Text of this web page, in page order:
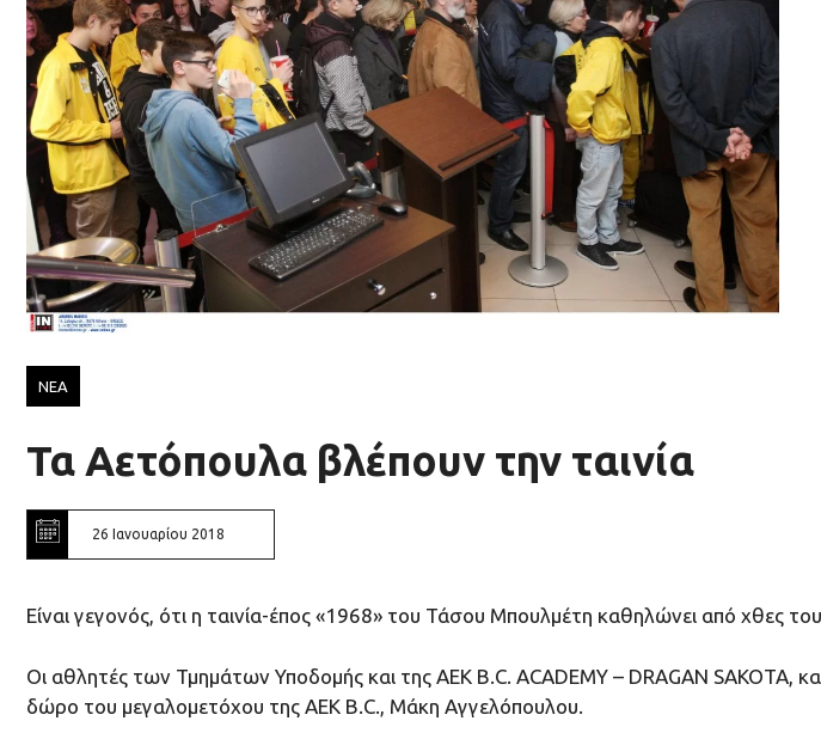
ΝΕΑ
Τα Αετόπουλα βλέπουν την ταινία
26 Ιανουαρίου 2018
Είναι γεγονός, ότι η ταινία-έπος «1968» του Τάσου Μπουλμέτη καθηλώνει από χθες
Οι αθλητές των Τμημάτων Υποδομής και της ΑΕΚ B.C. ΑCADEMY – DRAGAN SAKOTA,
δώρο του μεγαλομετόχου της ΑΕΚ B.C., Μάκη Αγγελόπουλου.